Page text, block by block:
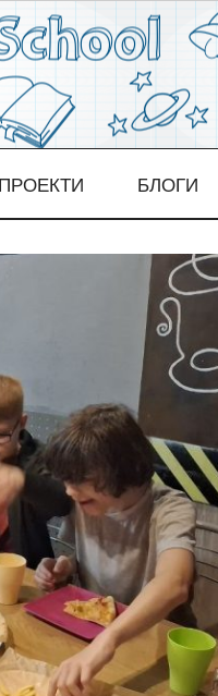
ПРОЕКТИ БЛОГИ